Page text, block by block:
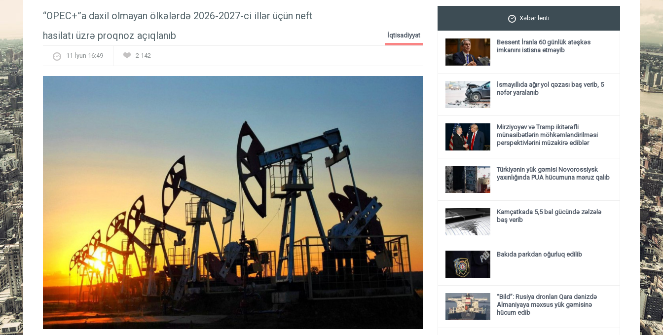
“OPEC+”a daxil olmayan ölkələrdə 2026-2027-ci illər üçün neft
hasilatı üzrə proqnoz açıqlanıb
İqtisadiyyat
11 İyun 16:49 2 142
Xəbər lenti
Bessent İranla 60 günlük atəşkəs
imkanını istisna etməyib
İsmayıllıda ağır yol qəzası baş verib, 5
nəfər yaralanıb
Mirziyoyev və Tramp ikitərəfli
münasibətlərin möhkəmləndirilməsi
perspektivlərini müzakirə ediblər
Türkiyənin yük gəmisi Novorossiysk
yaxınlığında PUA hücumuna məruz qalıb
Kamçatkada 5,5 bal gücündə zəlzələ
baş verib
Bakıda parkdan oğurluq edilib
“Bild”: Rusiya dronları Qara dənizdə
Almaniyaya məxsus yük gəmisinə
hücum edib